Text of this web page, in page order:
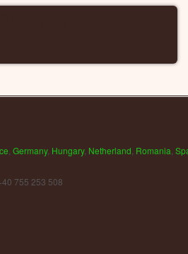
Germany, Hungary, Netherland Romania
755 253 508